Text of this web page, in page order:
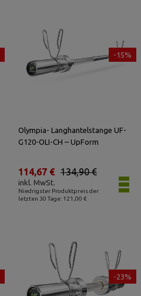
-15%
Olympia- Langhantelstange UF-
G120-OLI-CH – UpForm
Niedrigster Produktpreis der
letzten 30 Tage: 121,00 €
134,90 €
114,67 €
inkl. MwSt.
-23%